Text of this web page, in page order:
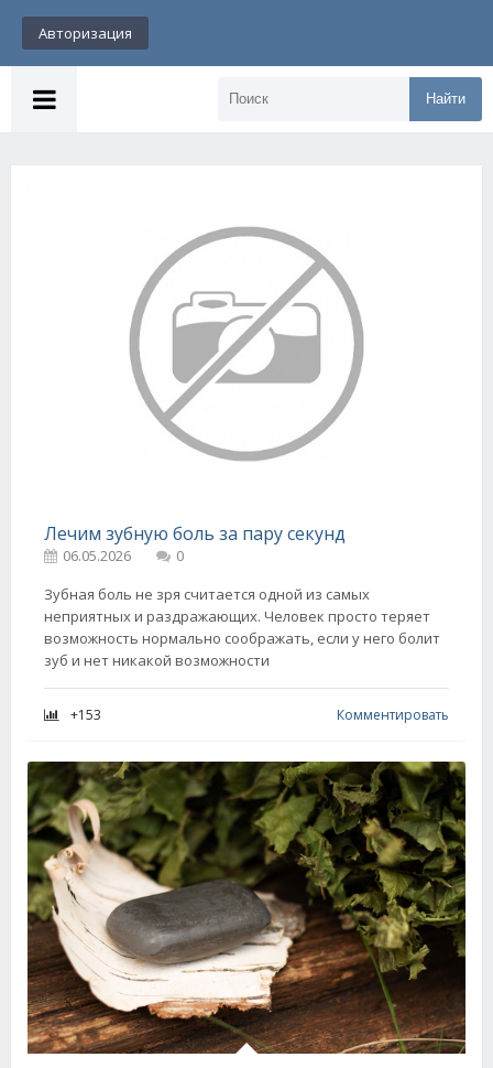
Авторизация
Найти
Лечим зубную боль за пару секунд
06.05.2026
0
Зубная боль не зря считается одной из самых
неприятных и раздражающих. Человек просто теряет
возможность нормально соображать, если у него болит
зуб и нет никакой возможности
+153 Комментировать